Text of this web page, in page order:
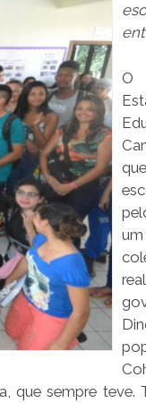
O
que sempre teve.